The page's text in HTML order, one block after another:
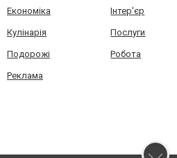
Економіка Інтер'єр
Кулінарія Послуги
Подорожі Робота
Реклама